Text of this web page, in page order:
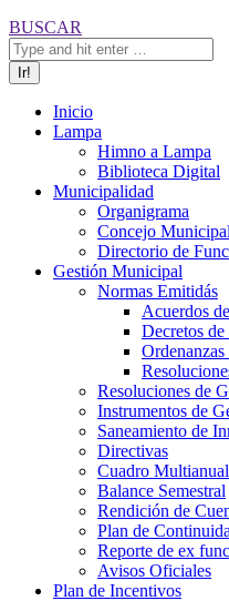
Buscar:
BUSCAR
Inicio
Lampa
Himno a Lampa
Biblioteca Digital
Municipalidad
Organigrama
Concejo Municipal
Directorio de
Gestión Municipal
Normas Emitidás
Acuerdos
Decretos
Resoluciones de
Instrumentos de
Saneamiento de
Directivas
Cuadro
Balance Semestral
Rendición de
Plan de
Reporte de ex
Avisos Oficiales
Plan de Incentivos